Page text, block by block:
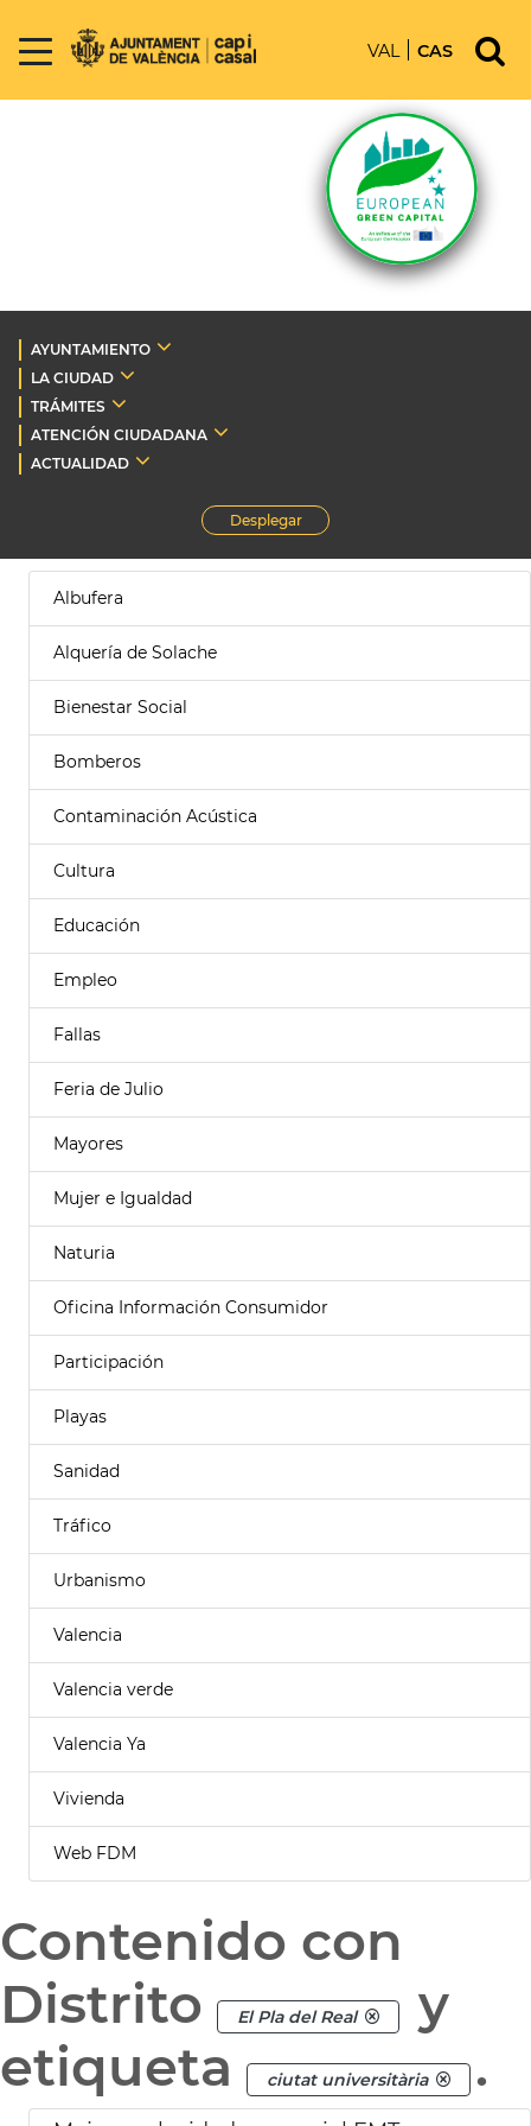
VAL CAS
AYUNTAMIENTO
LA CIUDAD
TRÁMITES
ATENCIÓN CIUDADANA
ACTUALIDAD
Desplegar
Albufera
Alquería de Solache
Bienestar Social
Bomberos
Contaminación Acústica
Cultura
Educación
Empleo
Fallas
Feria de Julio
Mayores
Mujer e Igualdad
Naturia
Oficina Información Consumidor
Participación
Playas
Sanidad
Tráfico
Urbanismo
Valencia
Valencia verde
Valencia Ya
Vivienda
Web FDM
Contenido con
Distrito
El Pla del Real
y
etiqueta
ciutat universitària .